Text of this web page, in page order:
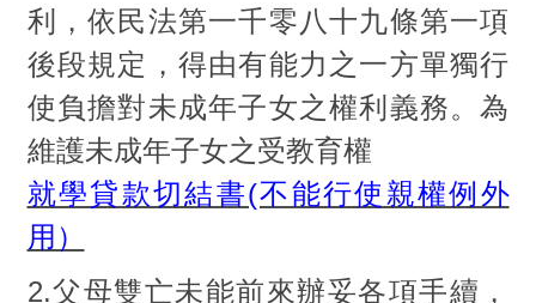
利，依民法第一千零八十九條第一項
後段規定，得由有能力之一方單獨行
使負擔對未成年子女之權利義務。為
維護未成年子女之受教育權
就學貸款切結書(不能行使親權例外
用）
2.父母雙亡未能前來辦妥各項手續，